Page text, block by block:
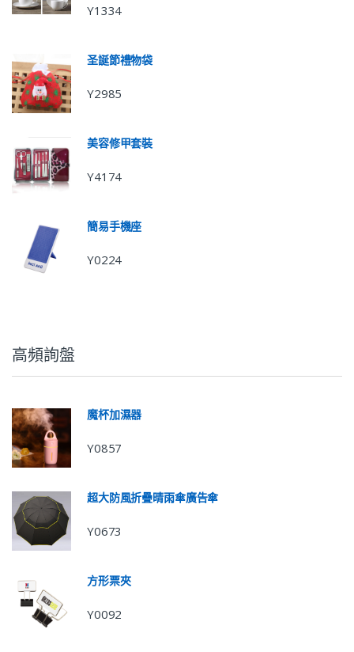
Y1334
圣誕節禮物袋
Y2985
美容修甲套裝
Y4174
簡易手機座
Y0224
高頻詢盤
魔杯加濕器
Y0857
超大防風折疊晴雨傘廣告傘
Y0673
方形票夾
Y0092